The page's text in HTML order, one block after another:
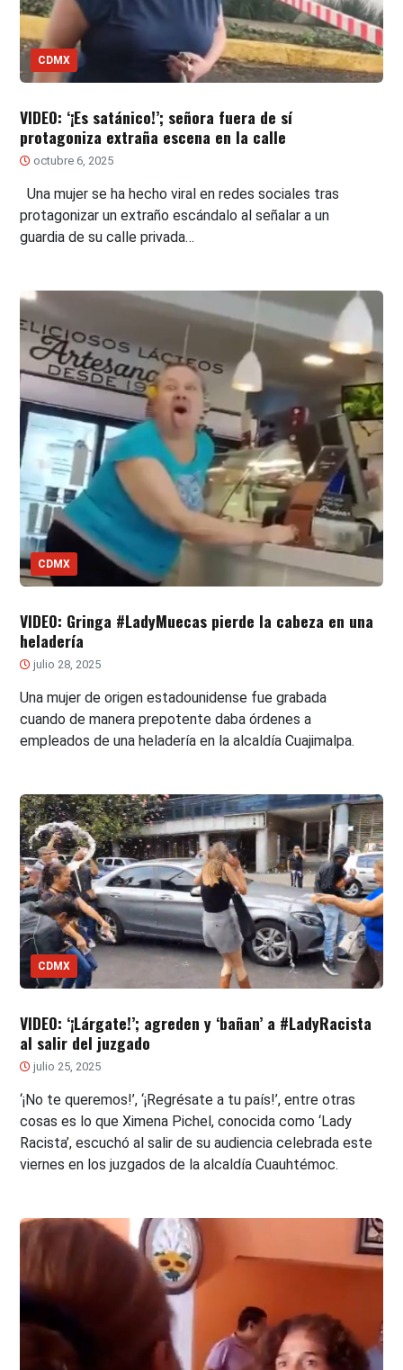
CDMX
VIDEO: ‘¡Es satánico!’; señora fuera de sí
protagoniza extraña escena en la calle
octubre 6, 2025
Una mujer se ha hecho viral en redes sociales tras
protagonizar un extraño escándalo al señalar a un
guardia de su calle privada…
CDMX
VIDEO: Gringa #LadyMuecas pierde la cabeza en una
heladería
julio 28, 2025
Una mujer de origen estadounidense fue grabada
cuando de manera prepotente daba órdenes a
empleados de una heladería en la alcaldía Cuajimalpa.
CDMX
VIDEO: ‘¡Lárgate!’; agreden y ‘bañan’ a #LadyRacista
al salir del juzgado
julio 25, 2025
‘¡No te queremos!’, ‘¡Regrésate a tu país!’, entre otras
cosas es lo que Ximena Pichel, conocida como ‘Lady
Racista’, escuchó al salir de su audiencia celebrada este
viernes en los juzgados de la alcaldía Cuauhtémoc.